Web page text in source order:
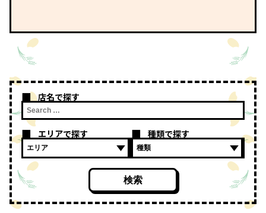
店名で探す
エリアで探す 種類で探す
検索